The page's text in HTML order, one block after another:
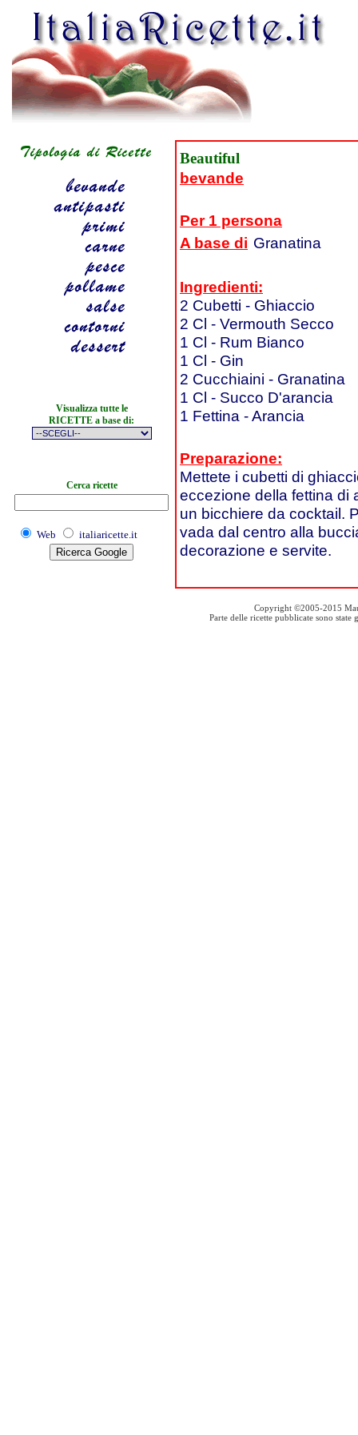
Visualizza tutte le
RICETTE a base di:
Cerca ricette
Web italiaricette.it
Beautiful
bevande
Per 1 persona
A base di Granatina
Ingredienti:
2 Cubetti - Ghiaccio
2 Cl - Vermouth Secco
1 Cl - Rum Bianco
1 Cl - Gin
2 Cucchiaini - Granatina
1 Cl - Succo D'arancia
1 Fettina - Arancia
Preparazione:
Mettete i cubetti di
eccezione della fettina di
un bicchiere da cocktail.
vada dal centro alla
decorazione e servite.
Copyright ©2005-2015
Parte delle ricette pubblicate sono state